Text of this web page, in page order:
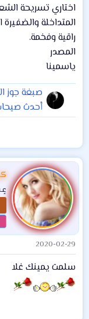
اختاري تسريحة
المتداخلة
راقية وفخمة.
المصدر
ياسمينا
صبغة جوز
أحدث
في هذا
2020-02-29
سلمت يمينك غلا